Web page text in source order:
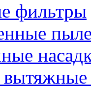
фильтры